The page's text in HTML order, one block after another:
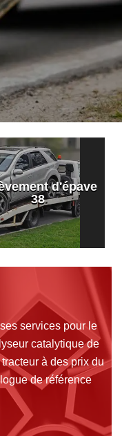
d'épave
38
services pour le
catalytique de
à des prix du
de référence